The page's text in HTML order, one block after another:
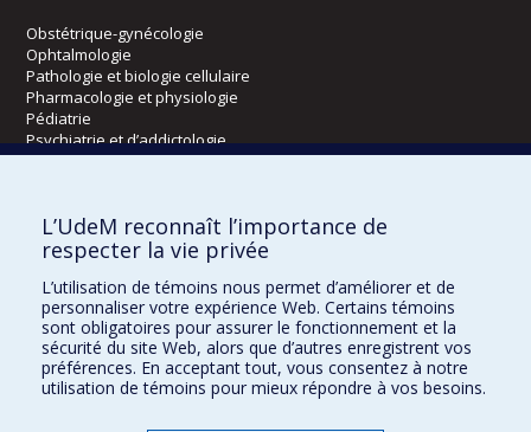
Obstétrique-gynécologie
Ophtalmologie
Pathologie et biologie cellulaire
Pharmacologie et physiologie
Pédiatrie
Psychiatrie et d’addictologie
Radiologie, radio-oncologie et médecine nucléaire
Écoles
Orthophonie et audiologie
Réadaptation
Directions
L’UdeM reconnaît l’importance de
respecter la vie privée
L’utilisation de témoins nous permet d’améliorer et de
personnaliser votre expérience Web. Certains témoins
sont obligatoires pour assurer le fonctionnement et la
sécurité du site Web, alors que d’autres enregistrent vos
préférences. En acceptant tout, vous consentez à notre
utilisation de témoins pour mieux répondre à vos besoins.